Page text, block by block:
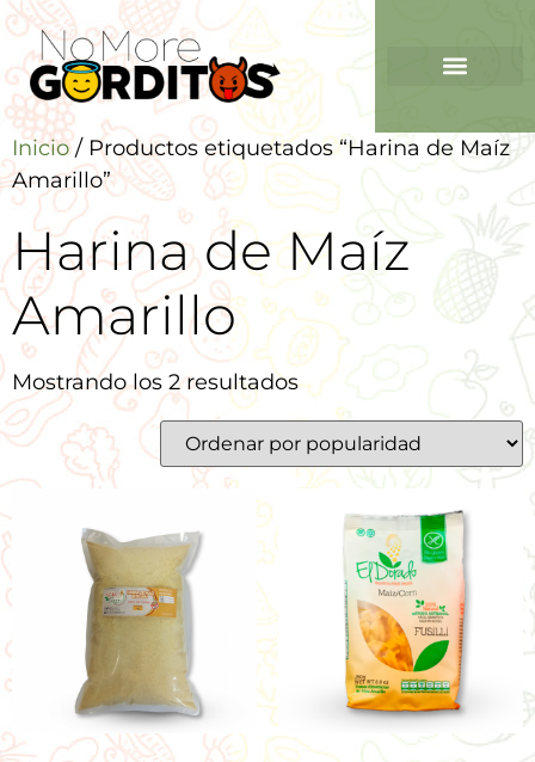
Inicio/ Productos etiquetados “Harina de Maíz
Amarillo”
Harina de Maíz
Amarillo
Mostrando los 2 resultados